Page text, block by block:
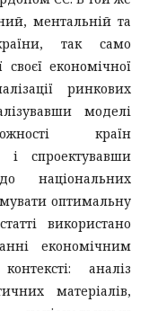
ментальній та
так само
економічної
ринкових
моделі
країн
і спроектувавши
національних
оптимальну
використано
економічним
аналіз
матеріалів,